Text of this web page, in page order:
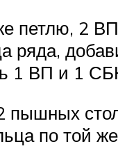
петлю, 2
ряда,
1 ВП и 1
пышных
по той